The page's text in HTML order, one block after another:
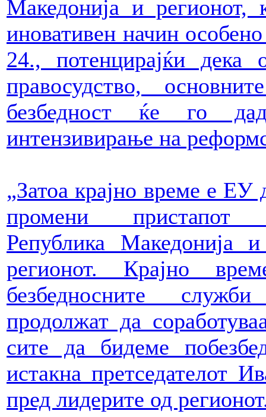
Македонија и регионот,
иновативен начин
24., потенцирајќи дека
правосудство,
безбедност ќе го
интензивирање на
„Затоа крајно време е ЕУ
промени пристапот
Република Македонија
регионот. Крајно
безбедносните
продолжат да
сите да бидеме
истакна претседателот
пред лидерите од